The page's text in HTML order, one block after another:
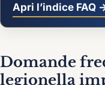
Apri l’indice FAQ
Domande
legionella